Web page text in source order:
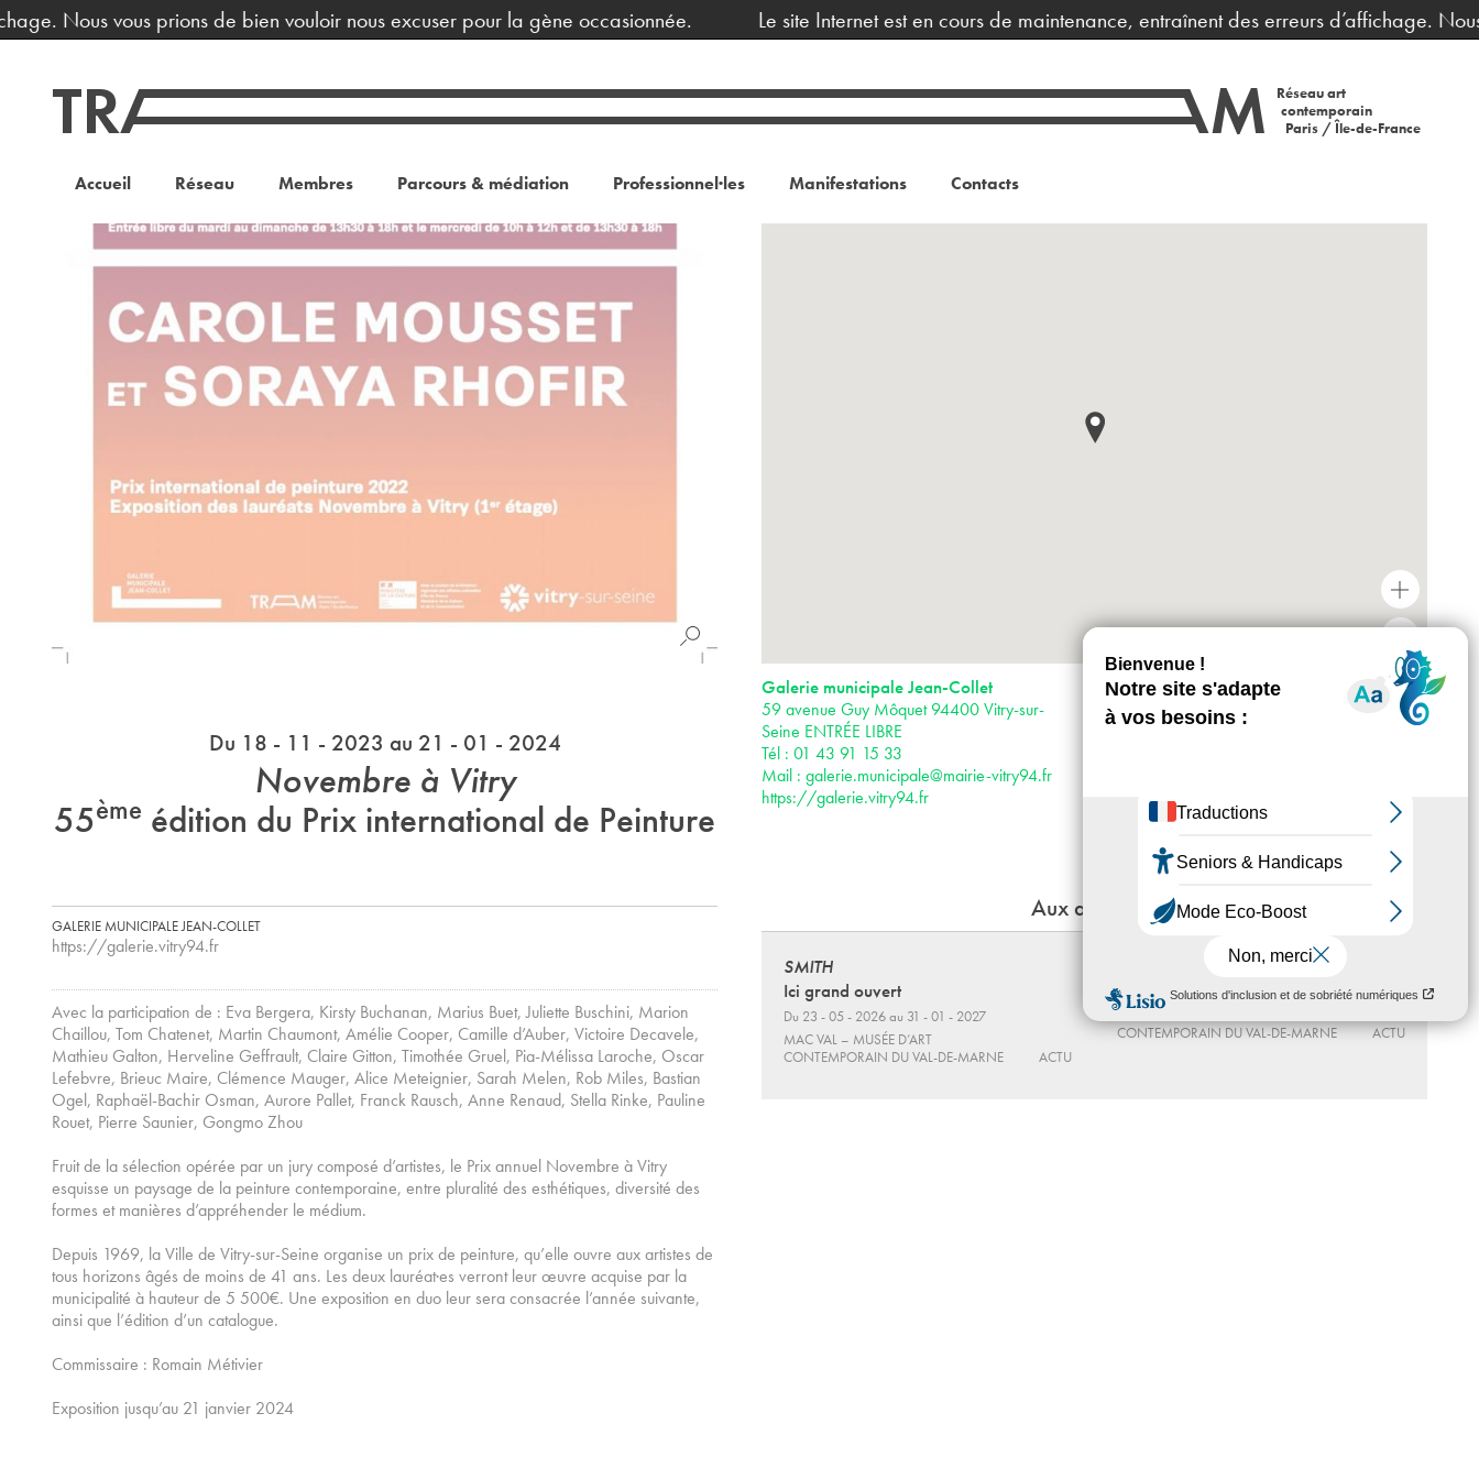
Nous vous prions de bien vouloir nous excuser pour la gène occasionnée. Le site Internet est en cours de maintenance, entraînent des erreurs d’affichage.
Réseau art
contemporain
Paris / Île-de-France
Accueil Réseau Membres Parcours & médiation Professionnel·les Manifestations Contacts
Du 18 - 11 - 2023 au 21 - 01 - 2024
Novembre à Vitry
55ème édition du Prix international de Peinture
GALERIE MUNICIPALE JEAN-COLLET
https://galerie.vitry94.fr
Avec la participation de : Eva Bergera, Kirsty Buchanan, Marius Buet, Juliette Buschini, Marion
Chaillou, Tom Chatenet, Martin Chaumont, Amélie Cooper, Camille d’Auber, Victoire Decavele,
Mathieu Galton, Herveline Geffrault, Claire Gitton, Timothée Gruel, Pia-Mélissa Laroche, Oscar
Lefebvre, Brieuc Maire, Clémence Mauger, Alice Meteignier, Sarah Melen, Rob Miles, Bastian
Ogel, Raphaël-Bachir Osman, Aurore Pallet, Franck Rausch, Anne Renaud, Stella Rinke, Pauline
Rouet, Pierre Saunier, Gongmo Zhou
Fruit de la sélection opérée par un jury composé d’artistes, le Prix annuel Novembre à Vitry
esquisse un paysage de la peinture contemporaine, entre pluralité des esthétiques, diversité des
formes et manières d’appréhender le médium.
Depuis 1969, la Ville de Vitry-sur-Seine organise un prix de peinture, qu’elle ouvre aux artistes de
tous horizons âgés de moins de 41 ans. Les deux lauréat·es verront leur œuvre acquise par la
municipalité à hauteur de 5 500€. Une exposition en duo leur sera consacrée l’année suivante,
ainsi que l’édition d’un catalogue.
Commissaire : Romain Métivier
Exposition jusqu’au 21 janvier 2024
+
Galerie municipale Jean-Collet
59 avenue Guy Môquet 94400 Vitry-sur-
Seine ENTRÉE LIBRE
Tél : 01 43 91 15 33
Mail : galerie.municipale@mairie-vitry94.fr
https://galerie.vitry94.fr
Horaires : Mardi, jeudi, vendredi, samedi et
dimanche de 13h30 à 18h Mercredi de 10h
à 12h et de 13h30 à 18h
· Tram 9
Aux alentours
SMITH
Ici grand ouvert
Du 23 - 05 - 2026 au 31 - 01 - 2027
MAC VAL – MUSÉE D’ART
CONTEMPORAIN DU VAL-DE-MARNE
ACTU
Du 20 - 2025 au 31 - 03 - 2027
MAC VAL – MUSÉE D’ART
CONTEMPORAIN DU VAL-DE-MARNE
ACTU